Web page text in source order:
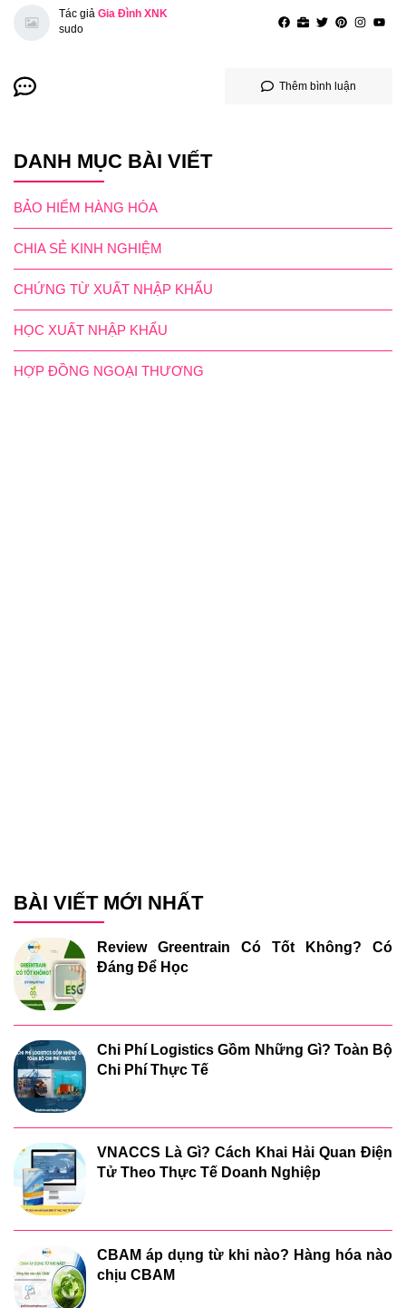
Tác giả Gia Đình XNK
sudo
Thêm bình luận
DANH MỤC BÀI VIẾT
BẢO HIỂM HÀNG HÓA
CHIA SẺ KINH NGHIỆM
CHỨNG TỪ XUẤT NHẬP KHẨU
HỌC XUẤT NHẬP KHẨU
HỢP ĐỒNG NGOẠI THƯƠNG
BÀI VIẾT MỚI NHẤT
Review Greentrain Có Tốt Không? Có
Đáng Để Học
Chi Phí Logistics Gồm Những Gì? Toàn Bộ
Chi Phí Thực Tế
VNACCS Là Gì? Cách Khai Hải Quan Điện
Tử Theo Thực Tế Doanh Nghiệp
CBAM áp dụng từ khi nào? Hàng hóa nào
chịu CBAM